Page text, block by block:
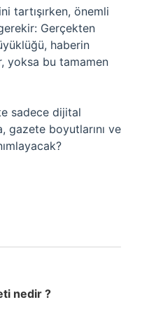
tartışırken, önemli
Gerçekten
haberin
yoksa bu tamamen
sadece dijital
gazete boyutlarını ve
nedir ?